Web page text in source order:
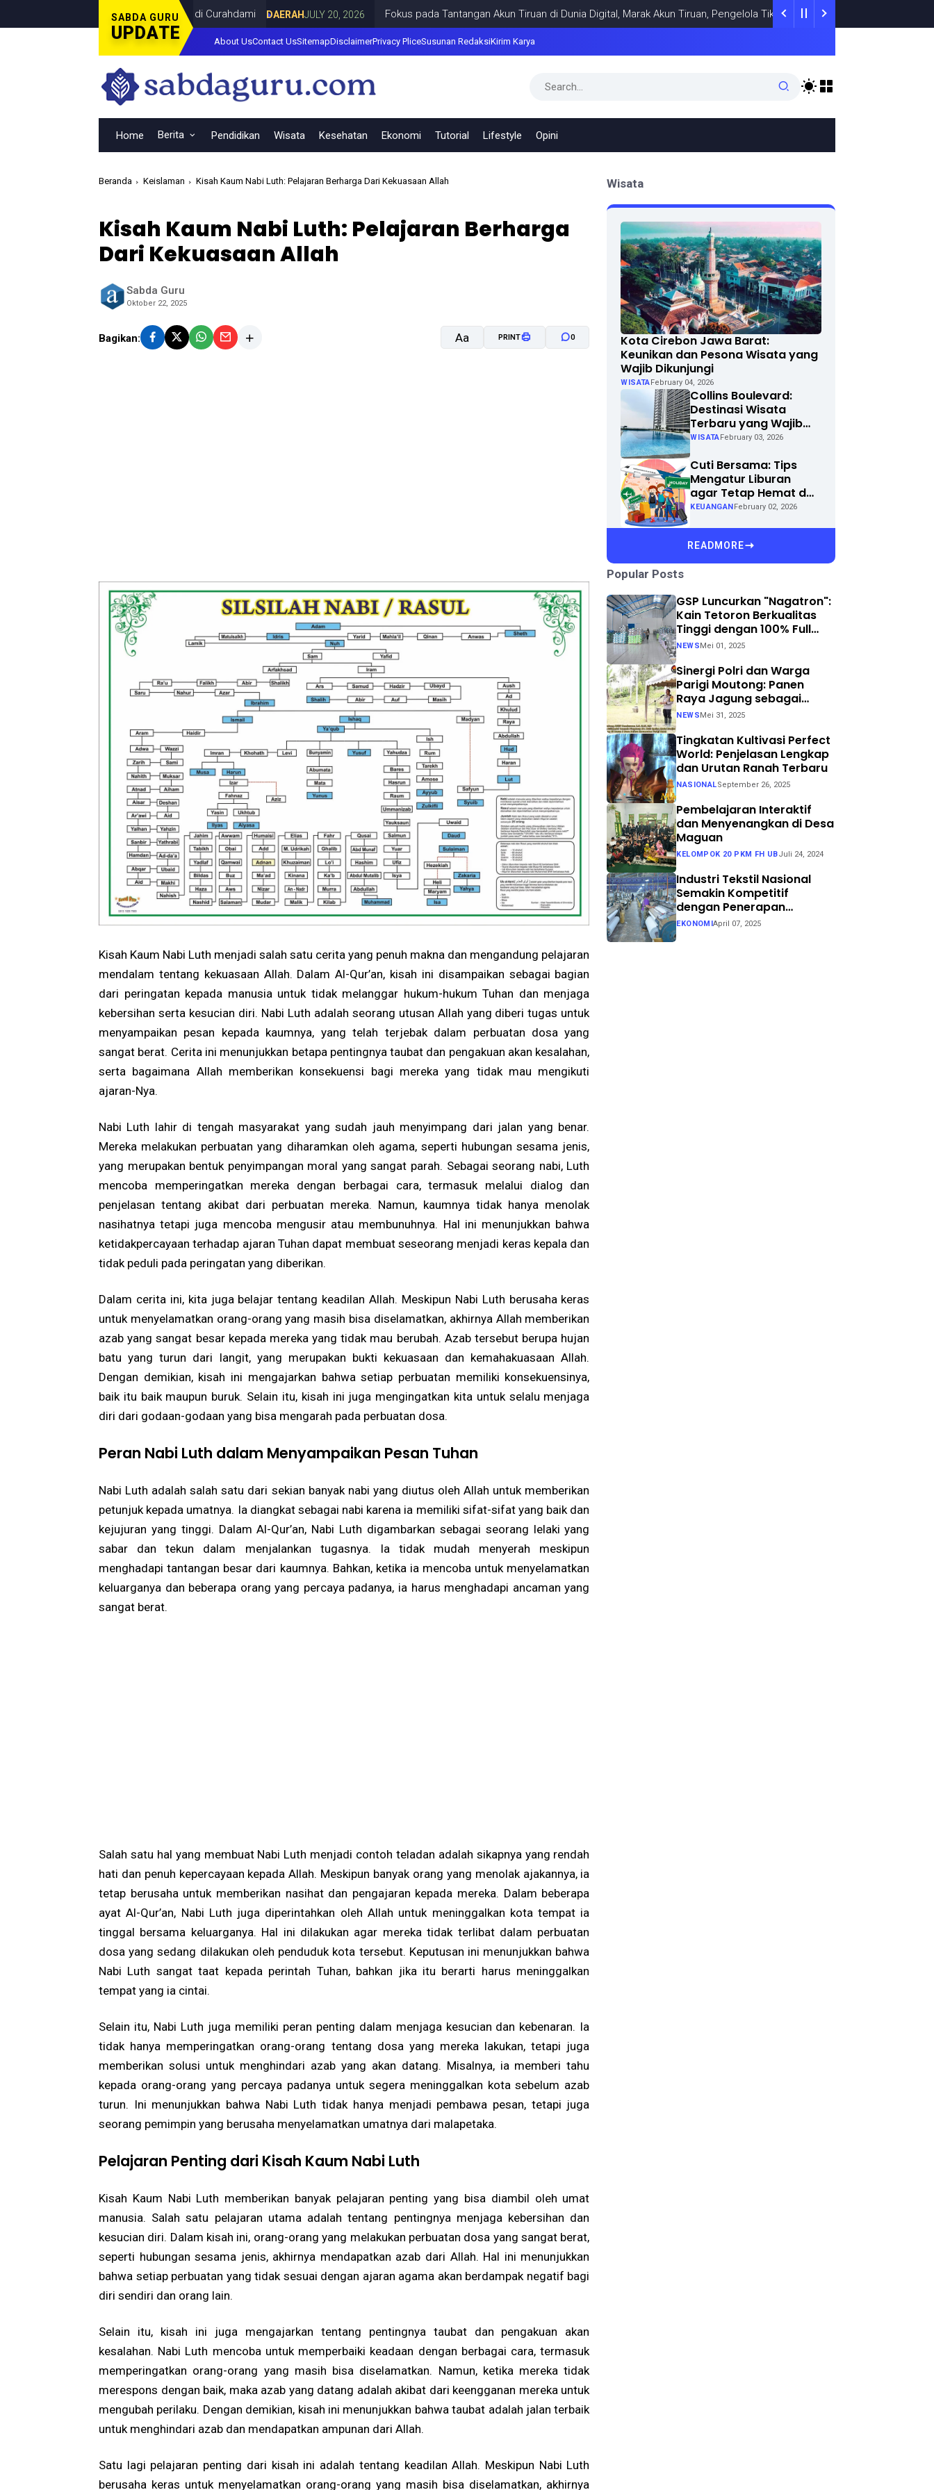
SABDA GURU
UPDATE
Dunia Bersama Dina Lorenza di Curahdami DAERAHJULY 20, 2026 Fokus pada Tantangan Akun Tiruan di Dunia Digital, Marak Akun Tiruan, Pengelola TikTok @samsungstore.ta Siapkan Langkah
About UsContact UsSitemapDisclaimerPrivacy PliceSusunan RedaksiKirim Karya
Home Berita Pendidikan Wisata Kesehatan Ekonomi Tutorial Lifestyle Opini
Beranda Keislaman Kisah Kaum Nabi Luth: Pelajaran Berharga Dari Kekuasaan Allah
Kisah Kaum Nabi Luth: Pelajaran Berharga
Dari Kekuasaan Allah
Sabda Guru
Oktober 22, 2025
Bagikan: Aa PRINT 0
Kisah Kaum Nabi Luth menjadi salah satu cerita yang penuh makna dan mengandung pelajaran
mendalam tentang kekuasaan Allah. Dalam Al-Qur’an, kisah ini disampaikan sebagai bagian
dari peringatan kepada manusia untuk tidak melanggar hukum-hukum Tuhan dan menjaga
kebersihan serta kesucian diri. Nabi Luth adalah seorang utusan Allah yang diberi tugas untuk
menyampaikan pesan kepada kaumnya, yang telah terjebak dalam perbuatan dosa yang
sangat berat. Cerita ini menunjukkan betapa pentingnya taubat dan pengakuan akan kesalahan,
serta bagaimana Allah memberikan konsekuensi bagi mereka yang tidak mau mengikuti
ajaran-Nya.
Nabi Luth lahir di tengah masyarakat yang sudah jauh menyimpang dari jalan yang benar.
Mereka melakukan perbuatan yang diharamkan oleh agama, seperti hubungan sesama jenis,
yang merupakan bentuk penyimpangan moral yang sangat parah. Sebagai seorang nabi, Luth
mencoba memperingatkan mereka dengan berbagai cara, termasuk melalui dialog dan
penjelasan tentang akibat dari perbuatan mereka. Namun, kaumnya tidak hanya menolak
nasihatnya tetapi juga mencoba mengusir atau membunuhnya. Hal ini menunjukkan bahwa
ketidakpercayaan terhadap ajaran Tuhan dapat membuat seseorang menjadi keras kepala dan
tidak peduli pada peringatan yang diberikan.
Dalam cerita ini, kita juga belajar tentang keadilan Allah. Meskipun Nabi Luth berusaha keras
untuk menyelamatkan orang-orang yang masih bisa diselamatkan, akhirnya Allah memberikan
azab yang sangat besar kepada mereka yang tidak mau berubah. Azab tersebut berupa hujan
batu yang turun dari langit, yang merupakan bukti kekuasaan dan kemahakuasaan Allah.
Dengan demikian, kisah ini mengajarkan bahwa setiap perbuatan memiliki konsekuensinya,
baik itu baik maupun buruk. Selain itu, kisah ini juga mengingatkan kita untuk selalu menjaga
diri dari godaan-godaan yang bisa mengarah pada perbuatan dosa.
Peran Nabi Luth dalam Menyampaikan Pesan Tuhan
Nabi Luth adalah salah satu dari sekian banyak nabi yang diutus oleh Allah untuk memberikan
petunjuk kepada umatnya. Ia diangkat sebagai nabi karena ia memiliki sifat-sifat yang baik dan
kejujuran yang tinggi. Dalam Al-Qur’an, Nabi Luth digambarkan sebagai seorang lelaki yang
sabar dan tekun dalam menjalankan tugasnya. Ia tidak mudah menyerah meskipun
menghadapi tantangan besar dari kaumnya. Bahkan, ketika ia mencoba untuk menyelamatkan
keluarganya dan beberapa orang yang percaya padanya, ia harus menghadapi ancaman yang
sangat berat.
Salah satu hal yang membuat Nabi Luth menjadi contoh teladan adalah sikapnya yang rendah
hati dan penuh kepercayaan kepada Allah. Meskipun banyak orang yang menolak ajakannya, ia
tetap berusaha untuk memberikan nasihat dan pengajaran kepada mereka. Dalam beberapa
ayat Al-Qur’an, Nabi Luth juga diperintahkan oleh Allah untuk meninggalkan kota tempat ia
tinggal bersama keluarganya. Hal ini dilakukan agar mereka tidak terlibat dalam perbuatan
dosa yang sedang dilakukan oleh penduduk kota tersebut. Keputusan ini menunjukkan bahwa
Nabi Luth sangat taat kepada perintah Tuhan, bahkan jika itu berarti harus meninggalkan
tempat yang ia cintai.
Selain itu, Nabi Luth juga memiliki peran penting dalam menjaga kesucian dan kebenaran. Ia
tidak hanya memperingatkan orang-orang tentang dosa yang mereka lakukan, tetapi juga
memberikan solusi untuk menghindari azab yang akan datang. Misalnya, ia memberi tahu
kepada orang-orang yang percaya padanya untuk segera meninggalkan kota sebelum azab
turun. Ini menunjukkan bahwa Nabi Luth tidak hanya menjadi pembawa pesan, tetapi juga
seorang pemimpin yang berusaha menyelamatkan umatnya dari malapetaka.
Pelajaran Penting dari Kisah Kaum Nabi Luth
Kisah Kaum Nabi Luth memberikan banyak pelajaran penting yang bisa diambil oleh umat
manusia. Salah satu pelajaran utama adalah tentang pentingnya menjaga kebersihan dan
kesucian diri. Dalam kisah ini, orang-orang yang melakukan perbuatan dosa yang sangat berat,
seperti hubungan sesama jenis, akhirnya mendapatkan azab dari Allah. Hal ini menunjukkan
bahwa setiap perbuatan yang tidak sesuai dengan ajaran agama akan berdampak negatif bagi
diri sendiri dan orang lain.
Selain itu, kisah ini juga mengajarkan tentang pentingnya taubat dan pengakuan akan
kesalahan. Nabi Luth mencoba untuk memperbaiki keadaan dengan berbagai cara, termasuk
memperingatkan orang-orang yang masih bisa diselamatkan. Namun, ketika mereka tidak
merespons dengan baik, maka azab yang datang adalah akibat dari keengganan mereka untuk
mengubah perilaku. Dengan demikian, kisah ini menunjukkan bahwa taubat adalah jalan terbaik
untuk menghindari azab dan mendapatkan ampunan dari Allah.
Satu lagi pelajaran penting dari kisah ini adalah tentang keadilan Allah. Meskipun Nabi Luth
berusaha keras untuk menyelamatkan orang-orang yang masih bisa diselamatkan, akhirnya
Wisata
Kota Cirebon Jawa Barat:
Keunikan dan Pesona Wisata yang
Wajib Dikunjungi
WISATA February 04, 2026
Collins Boulevard:
Destinasi Wisata
Terbaru yang Wajib
Dikunjungi di Kota
WISATA February 03, 2026
Cuti Bersama: Tips
Mengatur Liburan
agar Tetap Hemat dan
Menyenangkan
KEUANGAN February 02, 2026
READMORE
Popular Posts
GSP Luncurkan "Nagatron":
Kain Tetoron Berkualitas
Tinggi dengan 100% Full
Process
NEWS Mei 01, 2025
Sinergi Polri dan Warga
Parigi Moutong: Panen
Raya Jagung sebagai
Langkah Nyata Menuju
NEWS Mei 31, 2025
Tingkatan Kultivasi Perfect
World: Penjelasan Lengkap
dan Urutan Ranah Terbaru
NASIONALSeptember 26, 2025
Pembelajaran Interaktif
dan Menyenangkan di Desa
Maguan
KELOMPOK 20 PKM FH UBJuli 24, 2024
Industri Tekstil Nasional
Semakin Kompetitif
dengan Penerapan
Teknologi Air Jet Loom dan
EKONOMIApril 07, 2025